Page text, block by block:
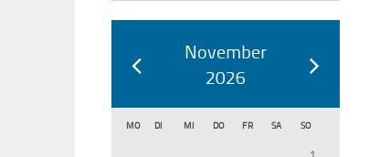
November
2026
MO DI MI DO FR SA SO